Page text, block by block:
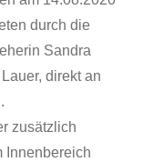
durch die
Sandra
direkt an
zusätzlich
Innenbereich